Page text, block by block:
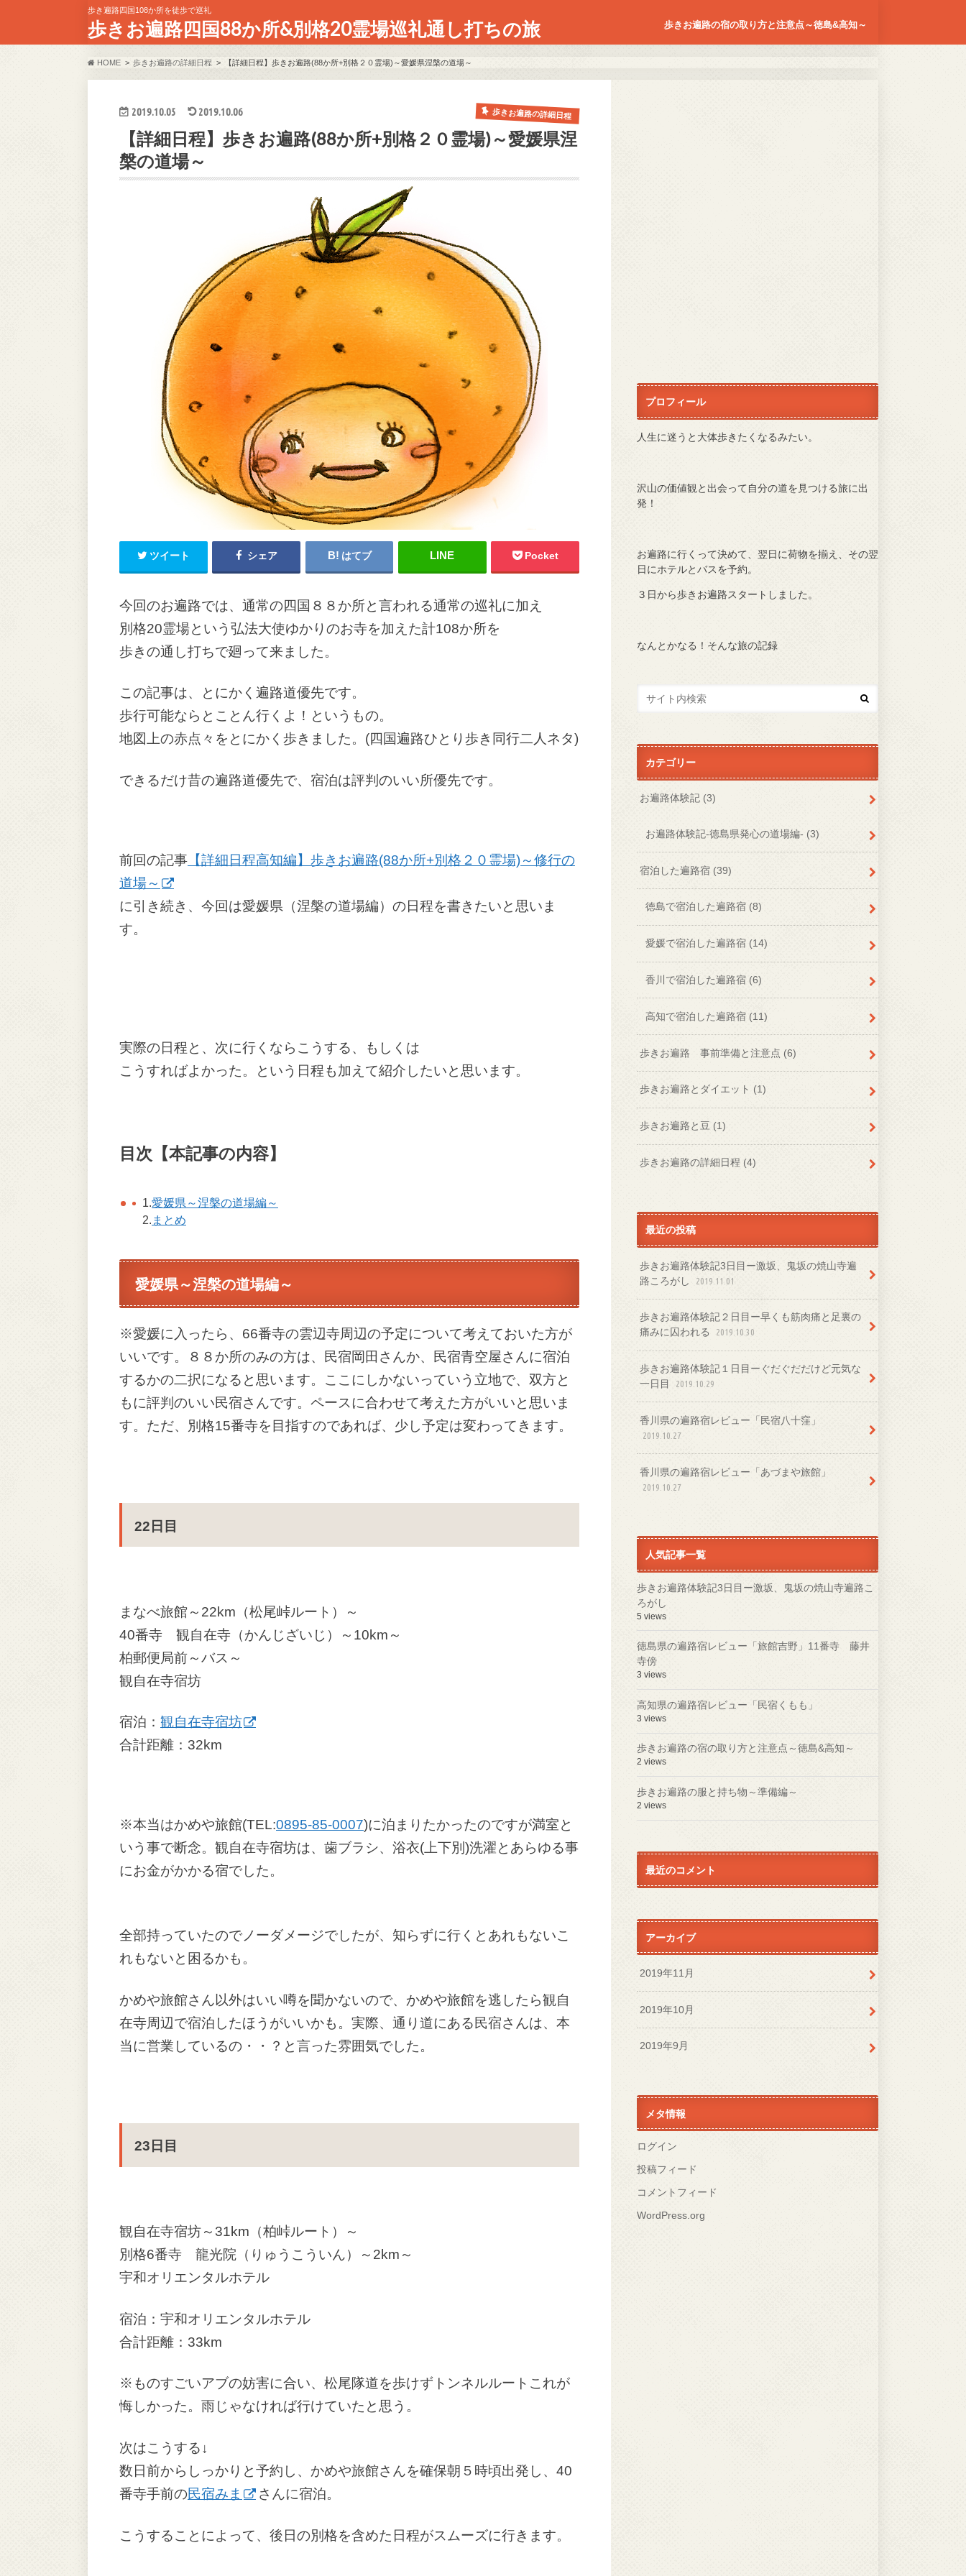
歩き遍路四国108か所を徒歩で巡礼
歩きお遍路四国88か所&別格20霊場巡礼通し打ちの旅 歩きお遍路の宿の取り方と注意点～徳島&高知～
HOME 歩きお遍路の詳細日程 【詳細日程】歩きお遍路(88か所+別格２０霊場)～愛媛県涅槃の道場～
2019.10.05 2019.10.06 歩きお遍路の詳細日程
【詳細日程】歩きお遍路(88か所+別格２０霊場)～愛媛県涅
槃の道場～
ツイート シェア はてブ Pocket
今回のお遍路では、通常の四国８８か所と言われる通常の巡礼に加え
別格20霊場という弘法大使ゆかりのお寺を加えた計108か所を
歩きの通し打ちで廻って来ました。
この記事は、とにかく遍路道優先です。
歩行可能ならとことん行くよ！というもの。
地図上の赤点々をとにかく歩きました。(四国遍路ひとり歩き同行二人ネタ)
できるだけ昔の遍路道優先で、宿泊は評判のいい所優先です。
前回の記事 【詳細日程高知編】歩きお遍路(88か所+別格２０霊場)～修行の
道場～
に引き続き、今回は愛媛県（涅槃の道場編）の日程を書きたいと思いま
す。
実際の日程と、次に行くならこうする、もしくは
こうすればよかった。という日程も加えて紹介したいと思います。
目次【本記事の内容】
1.愛媛県～涅槃の道場編～
2. まとめ
愛媛県～涅槃の道場編～
※愛媛に入ったら、66番寺の雲辺寺周辺の予定について考えておいた方が
いいです。８８か所のみの方は、民宿岡田さんか、民宿青空屋さんに宿泊
するかの二択になると思います。ここにしかないっていう立地で、双方と
もに評判のいい民宿さんです。ペースに合わせて考えた方がいいと思いま
す。ただ、別格15番寺を目指すのであれば、少し予定は変わってきます。
22日目
まなべ旅館～22km（松尾峠ルート）～
40番寺 観自在寺（かんじざいじ）～10km～
柏郵便局前～バス～
観自在寺宿坊
宿泊： 観自在寺宿坊
合計距離：32km
※本当はかめや旅館(TEL:0895-85-0007)に泊まりたかったのですが満室と
いう事で断念。観自在寺宿坊は、歯ブラシ、浴衣(上下別)洗濯とあらゆる事
にお金がかかる宿でした。
全部持っていたのでノーダメージでしたが、知らずに行くとあれもないこ
れもないと困るかも。
かめや旅館さん以外はいい噂を聞かないので、かめや旅館を逃したら観自
在寺周辺で宿泊したほうがいいかも。実際、通り道にある民宿さんは、本
当に営業しているの・・？と言った雰囲気でした。
23日目
観自在寺宿坊～31km（柏峠ルート）～
別格6番寺 龍光院（りゅうこういん）～2km～
宇和オリエンタルホテル
宿泊：宇和オリエンタルホテル
合計距離：33km
※ものすごいアブの妨害に合い、松尾隊道を歩けずトンネルルートこれが
悔しかった。雨じゃなければ行けていたと思う。
次はこうする↓
数日前からしっかりと予約し、かめや旅館さんを確保朝５時頃出発し、40
番寺手前の民宿みま さんに宿泊。
こうすることによって、後日の別格を含めた日程がスムーズに行きます。
プロフィール
人生に迷うと大体歩きたくなるみたい。
沢山の価値観と出会って自分の道を見つける旅に出
発！
お遍路に行くって決めて、翌日に荷物を揃え、その翌
日にホテルとバスを予約。
３日から歩きお遍路スタートしました。
なんとかなる！そんな旅の記録
カテゴリー
お遍路体験記 (3)
お遍路体験記-徳島県発心の道場編- (3)
宿泊した遍路宿 (39)
徳島で宿泊した遍路宿 (8)
愛媛で宿泊した遍路宿 (14)
香川で宿泊した遍路宿 (6)
高知で宿泊した遍路宿 (11)
歩きお遍路 事前準備と注意点 (6)
歩きお遍路とダイエット (1)
歩きお遍路と豆 (1)
歩きお遍路の詳細日程 (4)
最近の投稿
歩きお遍路体験記3日目ー激坂、鬼坂の焼山寺遍
路ころがし
2019.11.01
歩きお遍路体験記２日目ー早くも筋肉痛と足裏の
痛みに囚われる
2019.10.30
歩きお遍路体験記１日目ーぐだぐだだけど元気な
一日目
2019.10.29
香川県の遍路宿レビュー「民宿八十窪」
2019.10.27
香川県の遍路宿レビュー「あづまや旅館」
2019.10.27
人気記事一覧
歩きお遍路体験記3日目ー激坂、鬼坂の焼山寺遍路こ
ろがし
5 views
徳島県の遍路宿レビュー「旅館吉野」11番寺 藤井
寺傍
3 views
高知県の遍路宿レビュー「民宿くもも」
3 views
歩きお遍路の宿の取り方と注意点～徳島&高知～
2 views
歩きお遍路の服と持ち物～準備編～
2 views
最近のコメント
アーカイブ
2019年11月
2019年10月
2019年9月
メタ情報
ログイン
投稿フィード
コメントフィード
WordPress.org